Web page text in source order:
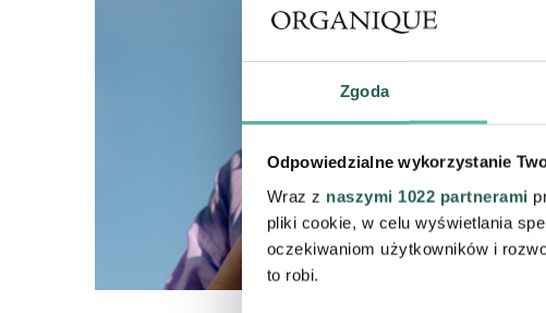
Zgoda
Odpowiedzialne wykorzystanie
Wraz z naszymi 1022 partnerami
pliki cookie, w celu wyświetlania
oczekiwaniom użytkowników i
to robi.